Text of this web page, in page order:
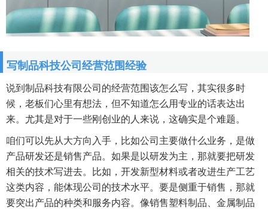
写制品科技公司经营范围经验
说到制品科技有限公司的经营范围该怎么写，其实很多时
候，老板们心里有想法，但不知道怎么用专业的话表达出
来。尤其是对于一些刚创业的人来说，这确实是个难题。
咱们可以先从大方向入手，比如公司主要做什么业务，是做
产品研发还是销售产品。如果是以研发为主，那就要把研发
相关的技术写进去。比如，开发新型材料或者改进生产工艺
这类内容，能体现公司的技术水平。要是侧重于销售，那就
要突出产品的种类和服务内容。像销售塑料制品、金属制品